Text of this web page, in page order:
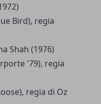
Bird), regia
Shah (1976)
'79), regia
regia di Oz